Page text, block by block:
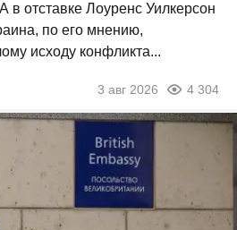
отставке Лоуренс Уилкерсон
по его мнению,
исходу конфликта...
3 авг 2026 4 304